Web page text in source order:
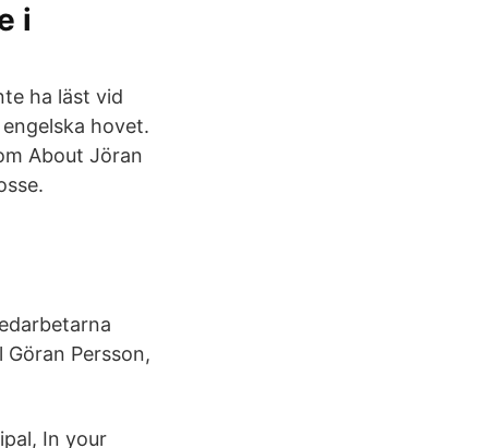
i
ha läst vid
hovet.
About Jöran
Persson,
In your